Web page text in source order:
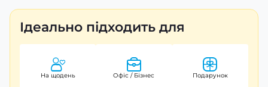
Основні переваги
Мінімалістичний дизайн
циферблат підкреслює смак.
Висока надійність– японський кварцовий механізм
гарантує довгострокову точність.
Міцні матеріали
– сталь і мінеральне скло
Ідеально підходить для
На щодень Офіс / Бізнес Подарунок